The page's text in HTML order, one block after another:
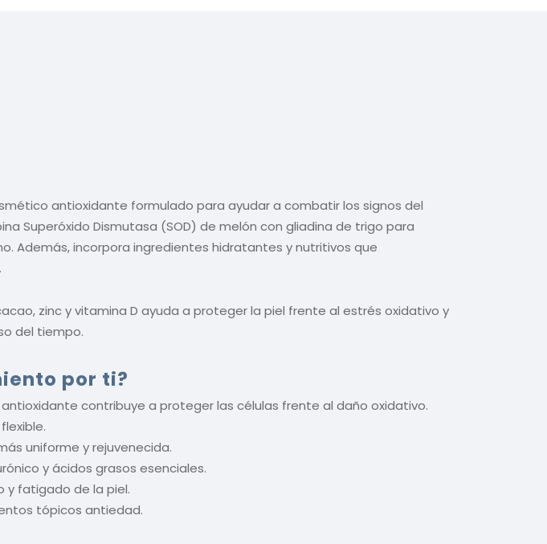
antioxidante formulado para ayudar a combatir los signos del
Superóxido Dismutasa (SOD) de melón con gliadina de trigo para
Además, incorpora ingredientes hidratantes y nutritivos que
zinc y vitamina D ayuda a proteger la piel frente al estrés oxidativo y
del tiempo.
por ti?
contribuye a proteger las células frente al daño oxidativo.
uniforme y rejuvenecida.
y ácidos grasos esenciales.
y fatigado de la piel.
tópicos antiedad.